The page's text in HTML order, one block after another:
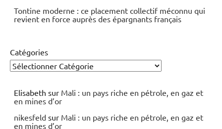
Tontine moderne : ce placement collectif méconnu qui
revient en force auprès des épargnants français
Catégories
Elisabeth sur Mali : un pays riche en pétrole, en gaz et
en mines d’or
nikesfeld sur Mali : un pays riche en pétrole, en gaz et
en mines d’or